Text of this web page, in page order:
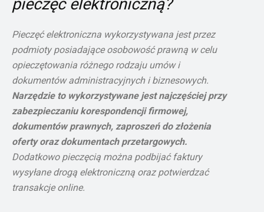
pieczęć elektroniczną?
Pieczęć elektroniczna wykorzystywana jest przez
podmioty posiadające osobowość prawną w celu
opieczętowania różnego rodzaju umów i
dokumentów administracyjnych i biznesowych.
Narzędzie to wykorzystywane jest najczęściej przy
zabezpieczaniu korespondencji firmowej,
dokumentów prawnych, zaproszeń do złożenia
oferty oraz dokumentach przetargowych.
Dodatkowo pieczęcią można podbijać faktury
wysyłane drogą elektroniczną oraz potwierdzać
transakcje online.